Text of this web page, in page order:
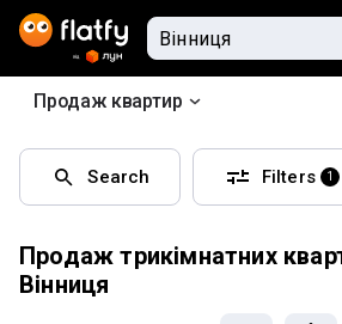
Продаж квартир
Search Filters 1
Продаж трикімнатних
Вінниця